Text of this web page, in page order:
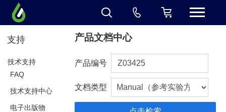
支持
技术支持
FAQ
技术支持中心
电子出版物
产品文档中心
产品编号
文档类型